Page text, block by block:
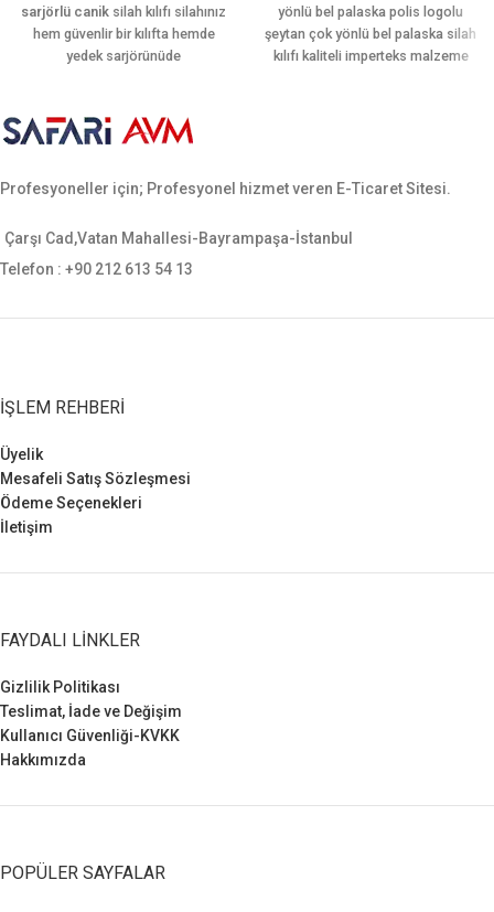
sarjörlü canik silah kılıfı silahınız
hem güvenlir bir kılıfta hemde
yedek sarjörünüde
yönlü bel palaska polis logolu
şeytan çok yönlü bel palaska silah
kılıfı kaliteli imperteks malzeme
Tüm silahlara uygun
Profesyoneller için; Profesyonel hizmet veren E-Ticaret Sitesi.
Çarşı Cad,Vatan Mahallesi-Bayrampaşa-İstanbul
Telefon : +90 212 613 54 13
İŞLEM REHBERI
Üyelik
Mesafeli Satış Sözleşmesi
Ödeme Seçenekleri
İletişim
FAYDALI LINKLER
Gizlilik Politikası
Teslimat, İade ve Değişim
Kullanıcı Güvenliği-KVKK
Hakkımızda
POPÜLER SAYFALAR